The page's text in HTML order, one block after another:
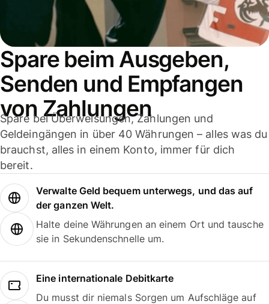
Spare beim Ausgeben,
Senden und Empfangen
von Zahlungen
Spare bei Überweisungen, Zahlungen und
Geldeingängen in über 40 Währungen – alles was du
brauchst, alles in einem Konto, immer für dich
bereit.
Verwalte Geld bequem unterwegs, und das auf
der ganzen Welt.
Halte deine Währungen an einem Ort und tausche
sie in Sekundenschnelle um.
Eine internationale Debitkarte
Du musst dir niemals Sorgen um Aufschläge auf